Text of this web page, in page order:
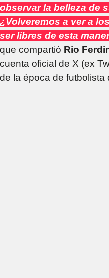
observar la belleza de
¿Volveremos a ver a
ser libres de esta
que compartió Rio
cuenta oficial de X (ex
de la época de futbolista